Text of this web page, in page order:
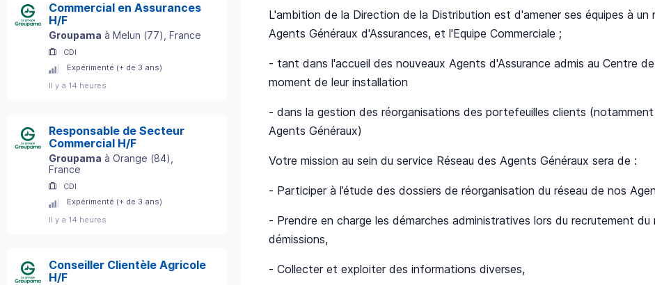
Commercial en Assurances
H/F
Groupama à Melun (77) , France
CDI
Expérimenté (+ de 3 ans)
Il y a 14 heures
Responsable de Secteur
Commercial H/F
Groupama à Orange (84)
France
CDI
Expérimenté (+ de 3 ans)
Il y a 14 heures
Conseiller Clientèle Agricole
H/F
L'ambition de la Direction de la Distribution est d'amener ses équipes à
Agents Généraux d'Assurances, et l'Equipe Commerciale ;
- tant dans l'accueil des nouveaux Agents d'Assurance admis au Centre
moment de leur installation
- dans la gestion des réorganisations des portefeuilles clients
Agents Généraux)
Votre mission au sein du service Réseau des Agents Généraux sera de :
- Participer à l’étude des dossiers de réorganisation du réseau de nos
- Prendre en charge les démarches administratives lors du recrutement
démissions,
- Collecter et exploiter des informations diverses,